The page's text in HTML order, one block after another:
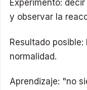
Experimento:
y observar la
Resultado
normalidad.
Aprendizaje: "no